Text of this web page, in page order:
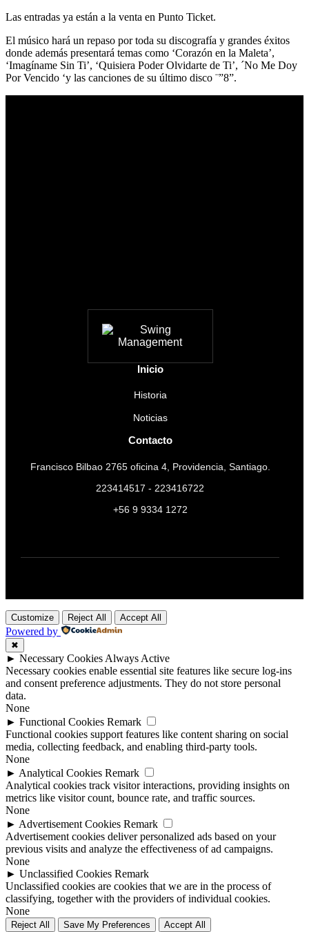
Las entradas ya están a la venta en Punto Ticket.
El músico hará un repaso por toda su discografía y grandes éxitos
donde además presentará temas como ‘Corazón en la Maleta’,
‘Imagíname Sin Ti’, ‘Quisiera Poder Olvidarte de Ti’, ´No Me Doy
Por Vencido ‘y las canciones de su último disco ¨”8”.
Inicio
Historia
Noticias
Contacto
Francisco Bilbao 2765 oficina 4, Providencia, Santiago.
223414517 - 223416722
+56 9 9334 1272
Customize Reject All Accept All
Powered by
✖
► Necessary Cookies Always Active
Necessary cookies enable essential site features like secure log-ins
and consent preference adjustments. They do not store personal
data.
None
► Functional Cookies Remark
Functional cookies support features like content sharing on social
media, collecting feedback, and enabling third-party tools.
None
► Analytical Cookies Remark
Analytical cookies track visitor interactions, providing insights on
metrics like visitor count, bounce rate, and traffic sources.
None
► Advertisement Cookies Remark
Advertisement cookies deliver personalized ads based on your
previous visits and analyze the effectiveness of ad campaigns.
None
► Unclassified Cookies Remark
Unclassified cookies are cookies that we are in the process of
classifying, together with the providers of individual cookies.
None
Reject All Save My Preferences Accept All